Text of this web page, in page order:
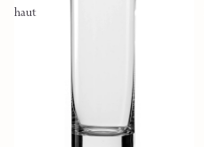
haut
Ajouter au panier